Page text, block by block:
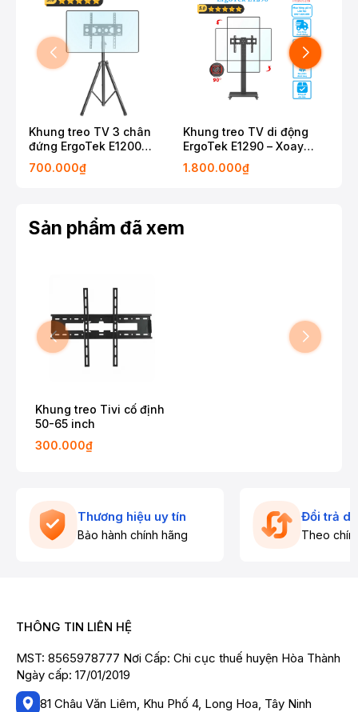
Khung treo TV 3 chân
đứng ErgoTek E1200
32″-55″
700.000₫
Khung treo TV di động
ErgoTek E1290 – Xoay
ngang / dọc
1.800.000₫
Sản phẩm đã xem
Khung treo Tivi cố định
50-65 inch
300.000₫
Thương hiệu uy tín
Bảo hành chính hãng
Đổi trả
Theo
THÔNG TIN LIÊN HỆ
MST: 8565978777 Nơi Cấp: Chi cục thuế huyện Hòa Thành
Ngày cấp: 17/01/2019
81 Châu Văn Liêm, Khu Phố 4, Long Hoa, Tây Ninh